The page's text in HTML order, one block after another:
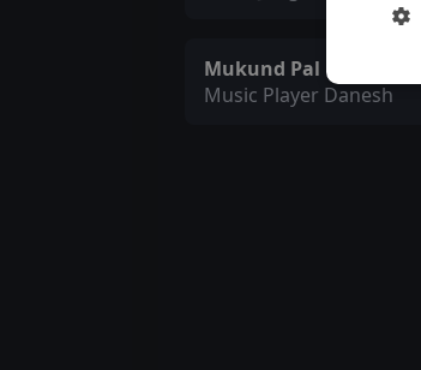
Mukund Pal
Music Player Danesh